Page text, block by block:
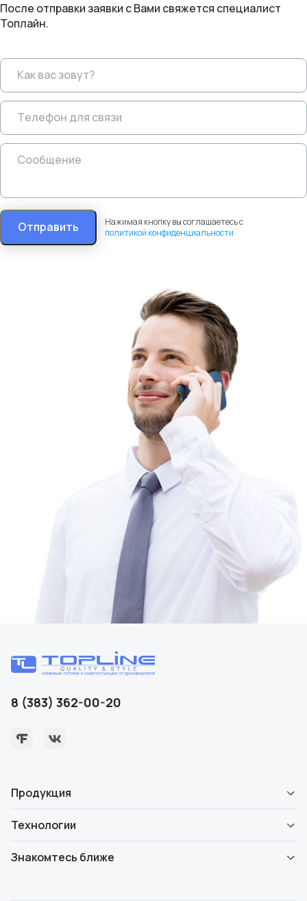
После отправки заявки с Вами свяжется специалист
Топлайн.
Отправить
Нажимая кнопку вы соглашаетесь с
политикой конфиденциальности
8 (383) 362-00-20
Продукция
Технологии
Знакомтесь ближе